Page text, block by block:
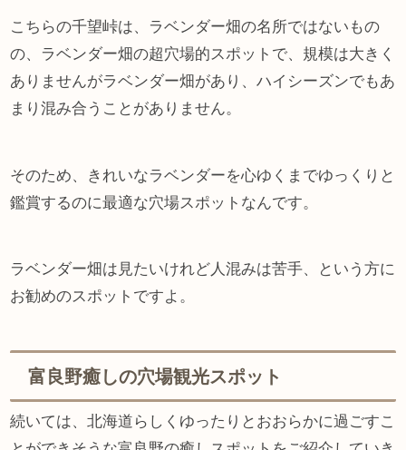
こちらの千望峠は、ラベンダー畑の名所ではないもの
の、ラベンダー畑の超穴場的スポットで、規模は大きく
ありませんがラベンダー畑があり、ハイシーズンでもあ
まり混み合うことがありません。
そのため、きれいなラベンダーを心ゆくまでゆっくりと
鑑賞するのに最適な穴場スポットなんです。
ラベンダー畑は見たいけれど人混みは苦手、という方に
お勧めのスポットですよ。
富良野癒しの穴場観光スポット
続いては、北海道らしくゆったりとおおらかに過ごすこ